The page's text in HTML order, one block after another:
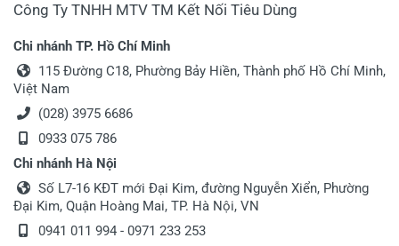
Công Ty TNHH MTV TM Kết Nối Tiêu Dùng
Chi nhánh TP. Hồ Chí Minh
115 Đường C18, Phường Bảy Hiền, Thành phố Hồ Chí Minh,
Việt Nam
(028) 3975 6686
0933 075 786
Chi nhánh Hà Nội
Số L7-16 KĐT mới Đại Kim, đường Nguyễn Xiển, Phường
Đại Kim, Quận Hoàng Mai, TP. Hà Nội, VN
0941 011 994 - 0971 233 253